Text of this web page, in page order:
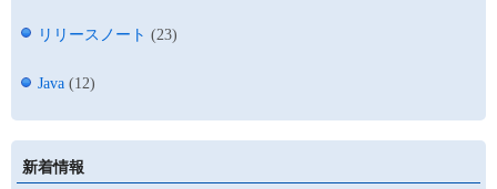
リリースノート (23)
Java (12)
新着情報